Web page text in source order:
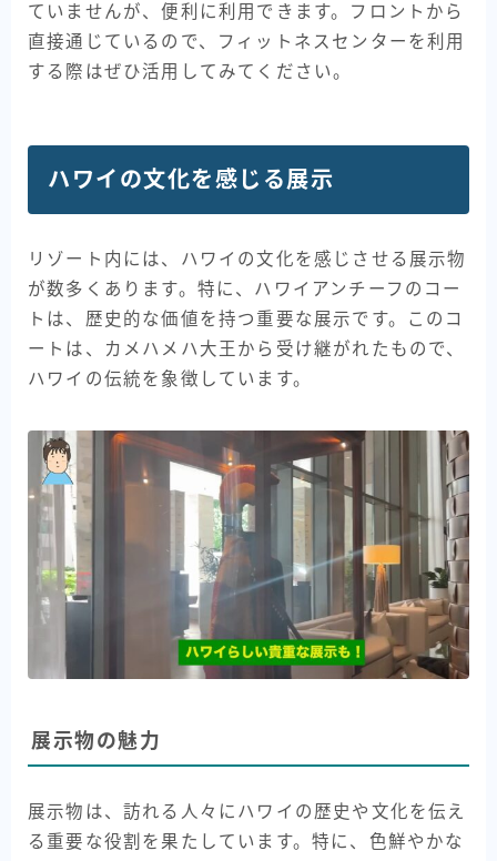
ていませんが、便利に利用できます。フロントから
直接通じているので、フィットネスセンターを利用
する際はぜひ活用してみてください。
ハワイの文化を感じる展示
リゾート内には、ハワイの文化を感じさせる展示物
が数多くあります。特に、ハワイアンチーフのコー
トは、歴史的な価値を持つ重要な展示です。このコ
ートは、カメハメハ大王から受け継がれたもので、
ハワイの伝統を象徴しています。
展示物の魅力
展示物は、訪れる人々にハワイの歴史や文化を伝え
る重要な役割を果たしています。特に、色鮮やかな